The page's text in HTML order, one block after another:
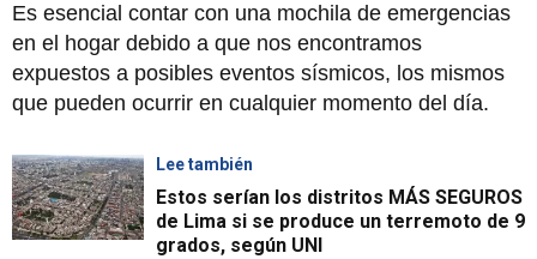
Es esencial contar con una mochila de emergencias
en el hogar debido a que nos encontramos
expuestos a posibles eventos sísmicos, los mismos
que pueden ocurrir en cualquier momento del día.
Lee también
Estos serían los distritos MÁS SEGUROS
de Lima si se produce un terremoto de 9
grados, según UNI